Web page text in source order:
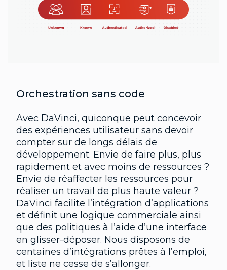
Orchestration sans code
Avec DaVinci, quiconque peut concevoir
des expériences utilisateur sans devoir
compter sur de longs délais de
développement. Envie de faire plus, plus
rapidement et avec moins de ressources ?
Envie de réaffecter les ressources pour
réaliser un travail de plus haute valeur ?
DaVinci facilite l’intégration d’applications
et définit une logique commerciale ainsi
que des politiques à l’aide d’une interface
en glisser-déposer. Nous disposons de
centaines d’intégrations prêtes à l’emploi,
et liste ne cesse de s’allonger.